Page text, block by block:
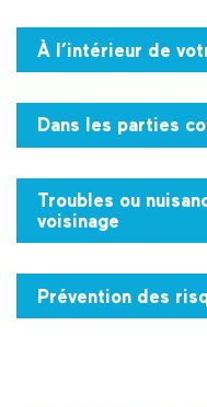
À l’intérieur de
Dans les parties
Troubles ou
voisinage
Prévention des